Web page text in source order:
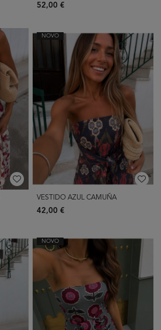
52,00 €
NOVO
VESTIDO AZUL CAMUÑA
42,00 €
NOVO